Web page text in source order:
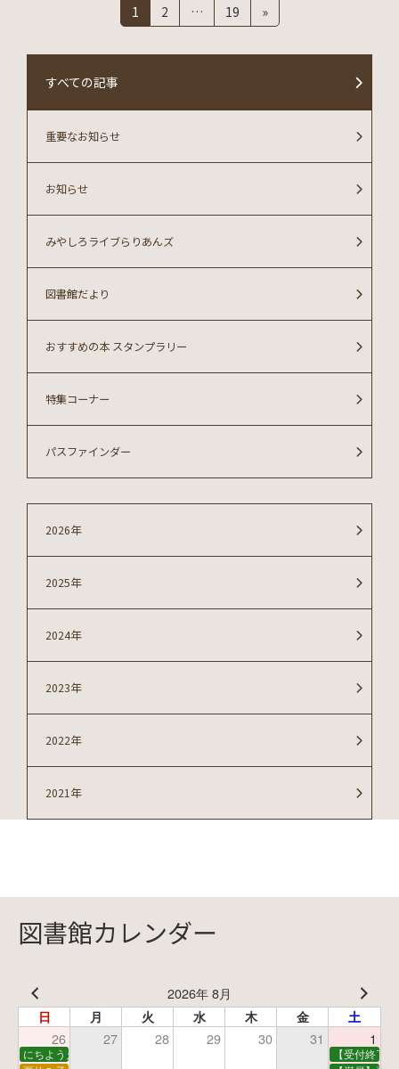
稿
の
ペ
ー
ジ
送
り
固
定
1
固
定
2 …
固
定
19 »
すべての記事
重要なお知らせ
お知らせ
みやしろライブらりあんズ
図書館だより
おすすめの本 スタンプラリー
特集コーナー
パスファインダー
2026年
2025年
2024年
2023年
2022年
2021年
図書館カレンダー
2026年 8月
日 月 火 水 木 金 土
26 27 28 29 30 31 1
にちようえほん
【受付終了